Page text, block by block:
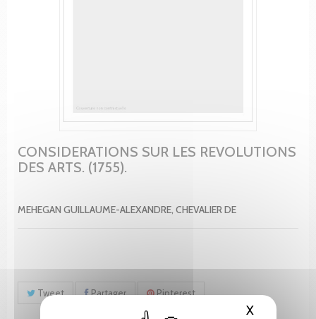
XMasquer
CONSIDERATIONS SUR LES REVOLUTIONS
DES ARTS. (1755).
MEHEGAN GUILLAUME-ALEXANDRE, CHEVALIER DE
Tweet Partager Pinterest